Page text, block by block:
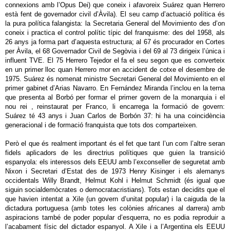
connexions amb l’Opus Dei) que coneix i afavoreix Suárez quan Herrero
està fent de governador civil d’Àvila). El seu camp d’actuació política és
la pura política falangista: la Secretaria General del Movimiento des d’on
coneix i practica el control polític típic del franquisme: des del 1958, als
26 anys ja forma part d’aquesta estructura; al 67 és procurador en Cortes
per Àvila, el 68 Governador Civil de Segòvia i del 69 al 73 dirigeix l’única i
influent TVE. El 75 Herrero Tejedor el fa el seu segon que es converteix
en un primer lloc quan Herrero mor en accident de cotxe el desembre de
1975. Suárez és nomenat ministre Secretari General del Movimiento en el
primer gabinet d’Arias Navarro. En Fernández Miranda l’inclou en la terna
que presenta al Borbó per formar el primer govern de la monarquia i el
nou rei , reinstaurat per Franco, li encarrega la formació de govern:
Suárez té 43 anys i Juan Carlos de Borbón 37: hi ha una coincidència
generacional i de formació franquista que tots dos comparteixen.
Però el que és realment important és el fet que tant l’un com l’altre seran
fidels aplicadors de les directrius polítiques que guien la transició
espanyola: els interessos dels EEUU amb l’exconseller de seguretat amb
Nixon i Secretari d’Estat des de 1973 Henry Kisinger i els alemanys
occidentals Willy Brandt, Helmut Kohl i Helmut Schmidt (és igual que
siguin socialdemòcrates o democratacristians). Tots estan decidits que el
que havien intentat a Xile (un govern d’unitat popular) i la caiguda de la
dictadura portuguesa (amb totes les colònies africanes al darrera) amb
aspiracions també de poder popular d’esquerra, no es podia reproduir a
l’acabament físic del dictador espanyol. A Xile i a l’Argentina els EEUU